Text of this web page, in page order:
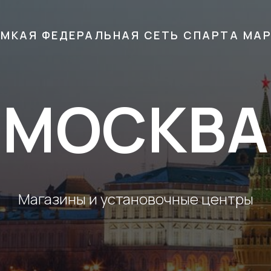
ФЕДЕРАЛЬНАЯ СЕТЬ СПАРТА
МОСКВА
Магазины и установочные центры